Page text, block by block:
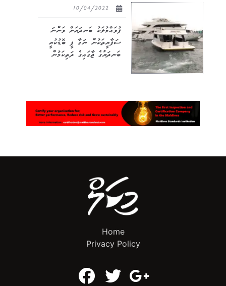
ފުވައްމުލަކު ބަނދަރަށް ވަންނަ
ސަފާރީތަކުން ނަގާ ފީ ބޮޑުކުރީ
ބަނދަރުގެ ޖާގައިގެ ދަތިކަމުން
Home
Privacy Policy